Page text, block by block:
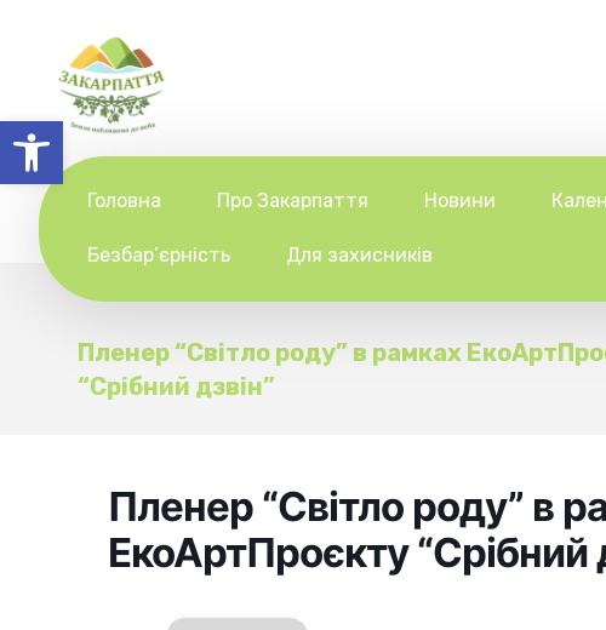
Відкрити Панель інструментів
Головна Про Закарпаття Новини
Безбар’єрність Для захисників
Пленер “Світло роду” в рамках
“Срібний дзвін”
Пленер “Світло роду” в
ЕкоАртПроєкту “Срібний